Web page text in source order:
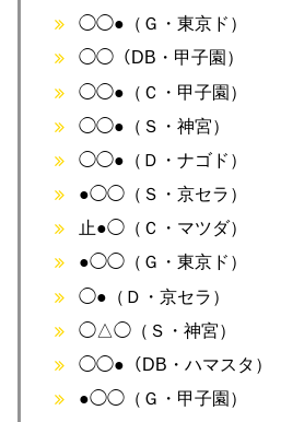
◯◯●（Ｇ・東京ド）
◯◯（DB・甲子園）
◯◯●（Ｃ・甲子園）
◯◯●（Ｓ・神宮）
◯◯●（Ｄ・ナゴド）
●◯◯（Ｓ・京セラ）
止●◯（Ｃ・マツダ）
●◯◯（Ｇ・東京ド）
◯●（Ｄ・京セラ）
◯△◯（Ｓ・神宮）
◯◯●（DB・ハマスタ）
●◯◯（Ｇ・甲子園）